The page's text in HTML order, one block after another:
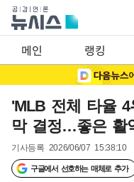
메인 랭킹
'MLB 전체 타율 4
막 결정…좋은 활
기사등록 2026/06/07 15:38:10
구글에서 선호하는 매체로 추가